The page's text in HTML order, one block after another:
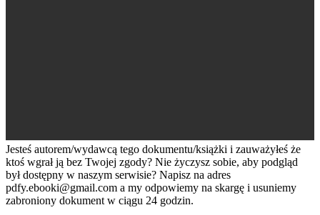
Jesteś autorem/wydawcą tego dokumentu/książki i zauważyłeś że
ktoś wgrał ją bez Twojej zgody? Nie życzysz sobie, aby podgląd
był dostępny w naszym serwisie? Napisz na adres
pdfy.ebooki@gmail.com a my odpowiemy na skargę i usuniemy
zabroniony dokument w ciągu 24 godzin.